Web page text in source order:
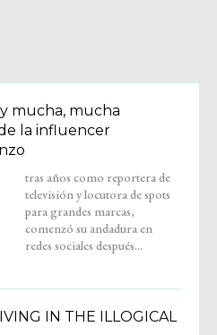
mucha, mucha
la influencer
redes sociales después...
IN THE ILLOGICAL